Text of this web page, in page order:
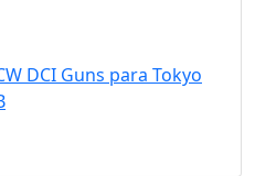
DCI Guns para Tokyo